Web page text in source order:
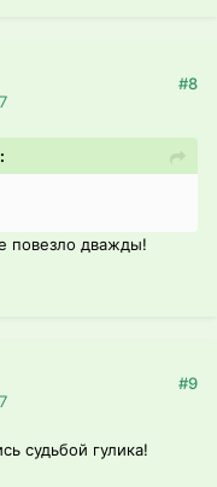
#8
повезло дважды!
#9
судьбой гулика!